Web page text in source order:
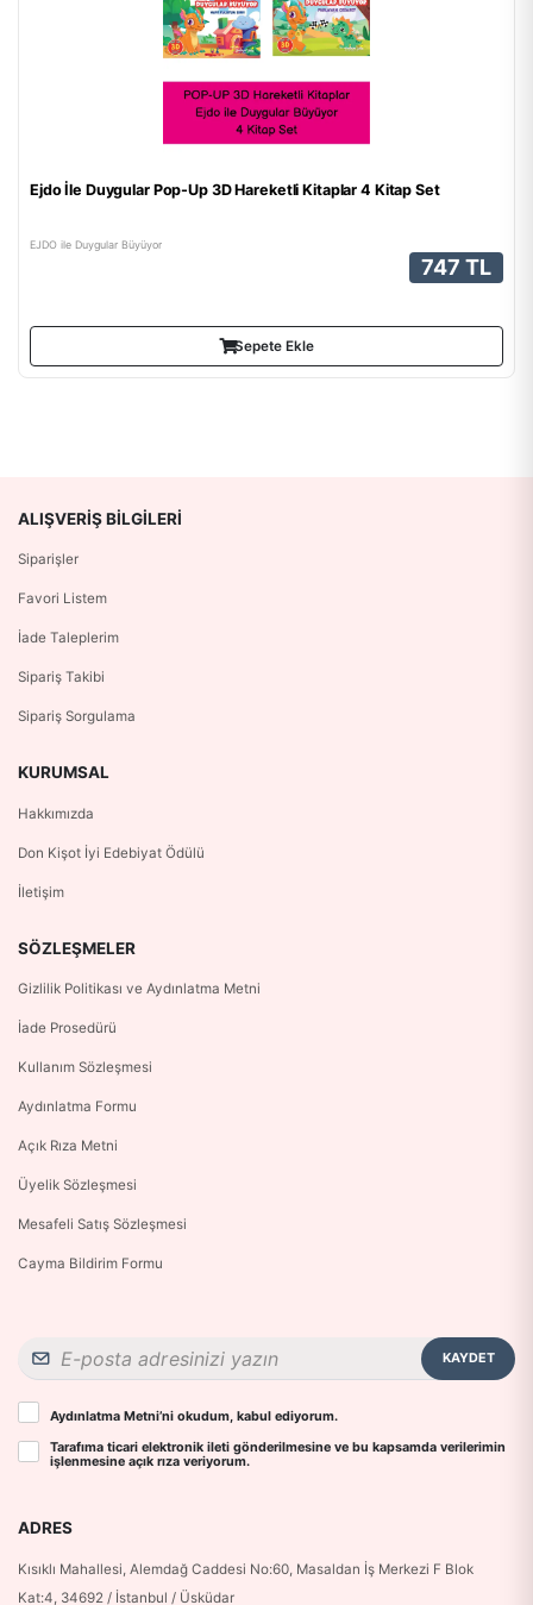
Ejdo İle Duygular Pop-Up 3D Hareketli Kitaplar 4 Kitap Set
EJDO ile Duygular Büyüyor
747 TL
Sepete Ekle
ALIŞVERIŞ BILGILERI
Siparişler
Favori Listem
İade Taleplerim
Sipariş Takibi
Sipariş Sorgulama
KURUMSAL
Hakkımızda
Don Kişot İyi Edebiyat Ödülü
İletişim
SÖZLEŞMELER
Gizlilik Politikası ve Aydınlatma Metni
İade Prosedürü
Kullanım Sözleşmesi
Aydınlatma Formu
Açık Rıza Metni
Üyelik Sözleşmesi
Mesafeli Satış Sözleşmesi
Cayma Bildirim Formu
KAYDET
Aydınlatma Metni’ni okudum, kabul ediyorum.
Tarafıma ticari elektronik ileti gönderilmesine ve bu kapsamda verilerimin
işlenmesine açık rıza veriyorum.
ADRES
Kısıklı Mahallesi, Alemdağ Caddesi No:60, Masaldan İş Merkezi F Blok
Kat:4, 34692 / İstanbul / Üsküdar